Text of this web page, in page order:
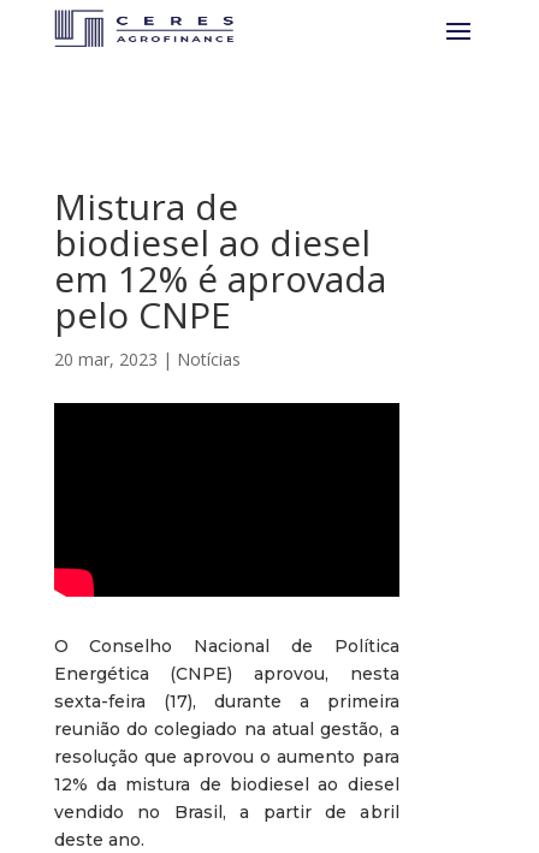
Mistura de
biodiesel ao diesel
em 12% é aprovada
pelo CNPE
20 mar, 2023 | Notícias
O Conselho Nacional de Política
Energética (CNPE) aprovou, nesta
sexta-feira (17), durante a primeira
reunião do colegiado na atual gestão, a
resolução que aprovou o aumento para
12% da mistura de biodiesel ao diesel
vendido no Brasil, a partir de abril
deste ano.